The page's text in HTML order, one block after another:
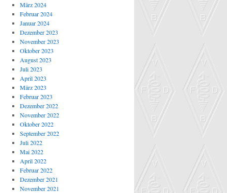
März 2024
Februar 2024
Januar 2024
Dezember 2023
November 2023
Oktober 2023
August 2023
Juli 2023
April 2023
März 2023
Februar 2023
Dezember 2022
November 2022
Oktober 2022
September 2022
Juli 2022
Mai 2022
April 2022
Februar 2022
Dezember 2021
November 2021